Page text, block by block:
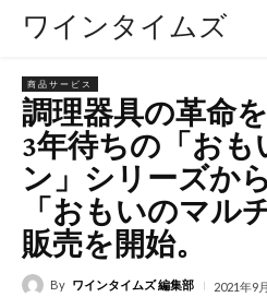
ワインタイムズ
商品サービス
調理器具の革命
3年待ちの「お
ン」シリーズか
「おもいのマル
販売を開始。
By ワインタイムズ 編集部 2021年9